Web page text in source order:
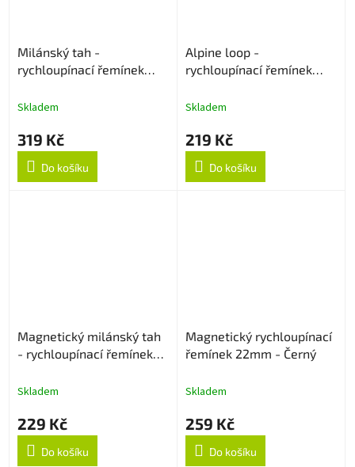
Milánský tah -
rychloupínací řemínek
Skladem
319 Kč
Do košíku
Alpine loop -
rychloupínací řemínek
Skladem
219 Kč
Do košíku
Magnetický milánský tah
- rychloupínací řemínek
Skladem
229 Kč
Do košíku
Magnetický rychloupínací
řemínek 22mm - Černý
Skladem
259 Kč
Do košíku